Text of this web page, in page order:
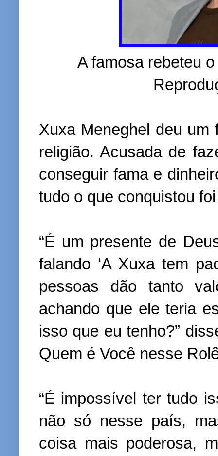
A famosa rebeteu
Xuxa Meneghel deu um
religião. Acusada de
conseguir fama e
tudo o que conquistou
“É um presente de
falando ‘A Xuxa tem
pessoas dão tanto
achando que ele teria
isso que eu tenho?”
Quem é Você nesse
“É impossível ter tudo
não só nesse país,
coisa mais poderosa,